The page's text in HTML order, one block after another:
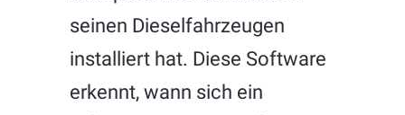
seinen Dieselfahrzeugen
installiert hat. Diese Software
erkennt, wann sich ein